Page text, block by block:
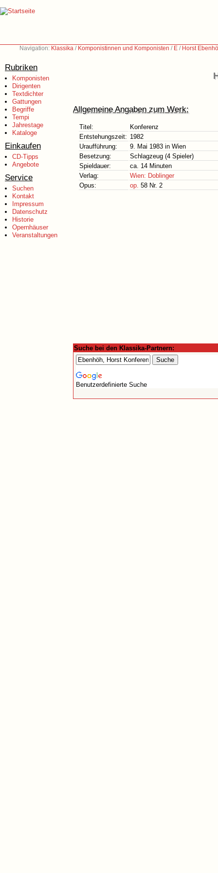
Navigation: Klassika / Komponistinnen und Komponisten / E / Horst
Rubriken
Komponisten
Dirigenten
Textdichter
Gattungen
Begriffe
Tempi
Jahrestage
Kataloge
Einkaufen
CD-Tipps
Angebote
Service
Suchen
Kontakt
Impressum
Datenschutz
Historie
Opernhäuser
Veranstaltungen
Allgemeine Angaben zum Werk:
Titel:
Konferenz
Entstehungszeit: 1982
Uraufführung:
9. Mai 1983 in Wien
Besetzung:
Schlagzeug (4 Spieler)
Spieldauer:
ca. 14 Minuten
Verlag:
Wien: Doblinger
Opus:
op. 58 Nr. 2
Suche bei den Klassika-Partnern:
Benutzerdefinierte Suche